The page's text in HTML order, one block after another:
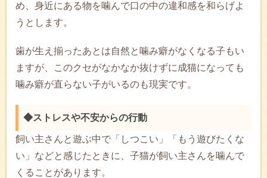
め、身近にある物を噛んで口の中の違和感を和らげよ
うとします。
歯が生え揃ったあとは自然と噛み癖がなくなる子もい
ますが、このクセがなかなか抜けずに成猫になっても
噛み癖が直らない子がいるのも現実です。
◆ストレスや不安からの行動
飼い主さんと遊ぶ中で「しつこい」「もう遊びたくな
い」などと感じたときに、子猫が飼い主さんを噛んで
くることがあります。